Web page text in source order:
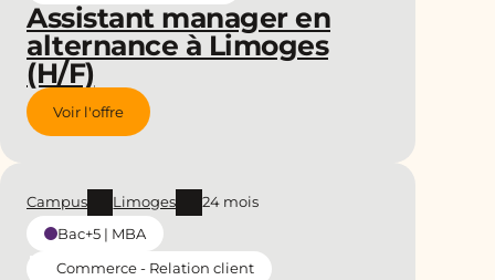
Assistant manager en
alternance à Limoges
(H/F)
Voir l'offre
Campus Limoges
24 mois
Bac+5 | MBA
Commerce - Relation client